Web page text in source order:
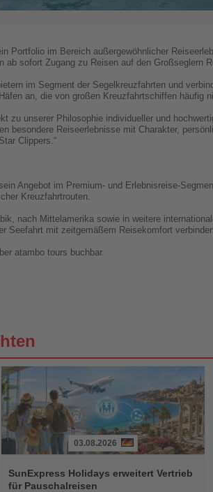
Portfolio im Bereich außergewöhnlicher
ab sofort Zugang zu Reisen auf den Großseglern
im Segment der Segelkreuzfahrten und
an, die von großen Kreuzfahrtschiffen häufig
zu unserer Philosophie individueller und
besondere Reiseerlebnisse mit Charakter,
Clippers.“
Angebot im Premium- und Erlebnisreise-
Kreuzfahrtrouten.
nach Mittelamerika sowie in weitere
Seefahrt mit zeitgemäßem Reisekomfort
atambo tours buchbar.
Sie
die
03.08.2026
SunExpress Holidays erweitert Vertrieb
für Pauschalreisen